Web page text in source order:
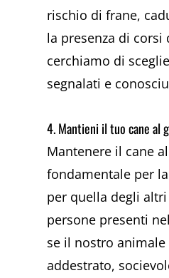
rischio di frane,
la presenza di corsi
cerchiamo di
segnalati e
4. Mantieni il tuo cane al
Mantenere il cane
fondamentale per
per quella degli
persone presenti
se il nostro animale
addestrato,